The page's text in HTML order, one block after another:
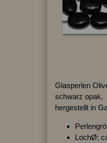
Glasperlen
schwarz opak,
hergestellt in
LochØ: